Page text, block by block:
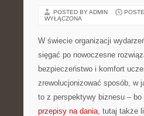
POSTED BY ADMIN
WYŁĄCZONA
W świecie organizacji
sięgać po nowoczesne
bezpieczeństwo i komfort
zrewolucjonizować sposób, w
to z perspektywy biznesu –
przepisy na dania, tutaj także